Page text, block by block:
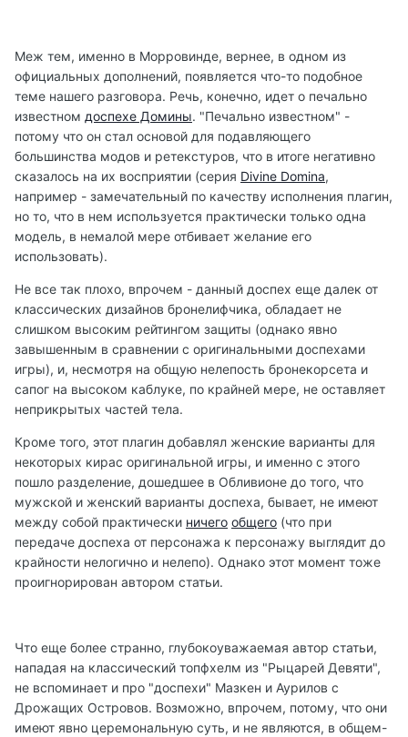
Меж тем, именно в Морровинде, вернее, в одном из
официальных дополнений, появляется что-то подобное
теме нашего разговора. Речь, конечно, идет о печально
известном доспехе Домины. "Печально известном" -
потому что он стал основой для подавляющего
большинства модов и ретекстуров, что в итоге негативно
сказалось на их восприятии (серия Divine Domina,
например - замечательный по качеству исполнения плагин,
но то, что в нем используется практически только одна
модель, в немалой мере отбивает желание его
использовать).
Не все так плохо, впрочем - данный доспех еще далек от
классических дизайнов бронелифчика, обладает не
слишком высоким рейтингом защиты (однако явно
завышенным в сравнении с оригинальными доспехами
игры), и, несмотря на общую нелепость бронекорсета и
сапог на высоком каблуке, по крайней мере, не оставляет
неприкрытых частей тела.
Кроме того, этот плагин добавлял женские варианты для
некоторых кирас оригинальной игры, и именно с этого
пошло разделение, дошедшее в Обливионе до того, что
мужской и женский варианты доспеха, бывает, не имеют
между собой практически ничего общего (что при
передаче доспеха от персонажа к персонажу выглядит до
крайности нелогично и нелепо). Однако этот момент тоже
проигнорирован автором статьи.
Что еще более странно, глубокоуважаемая автор статьи,
нападая на классический топфхелм из "Рыцарей Девяти",
не вспоминает и про "доспехи" Мазкен и Аурилов с
Дрожащих Островов. Возможно, впрочем, потому, что они
имеют явно церемональную суть, и не являются, в общем-